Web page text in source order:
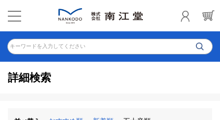
キーワードを入力してください
詳細検索